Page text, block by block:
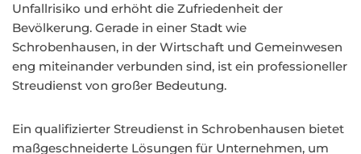
Unfallrisiko und erhöht die Zufriedenheit der
Bevölkerung. Gerade in einer Stadt wie
Schrobenhausen, in der Wirtschaft und Gemeinwesen
eng miteinander verbunden sind, ist ein professioneller
Streudienst von großer Bedeutung.
Ein qualifizierter Streudienst in Schrobenhausen bietet
maßgeschneiderte Lösungen für Unternehmen, um